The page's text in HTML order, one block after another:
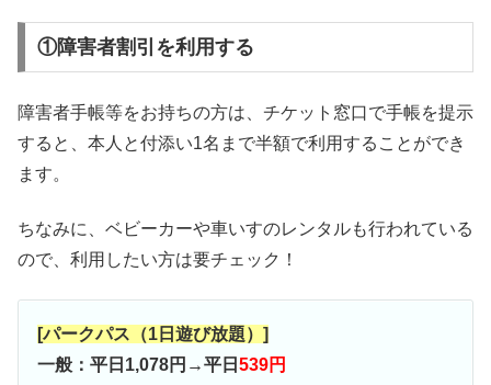
①障害者割引を利用する
障害者手帳等をお持ちの方は、チケット窓口で手帳を提示
すると、本人と付添い1名まで半額で利用することができ
ます。
ちなみに、ベビーカーや車いすのレンタルも行われている
ので、利用したい方は要チェック！
[パークパス（1日遊び放題）]
一般：平日1,078円→平日 539円